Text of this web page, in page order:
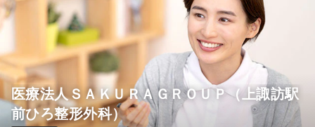
医療法人ＳＡＫＵＲＡＧＲＯＵＰ（上諏訪駅
前ひろ整形外科）